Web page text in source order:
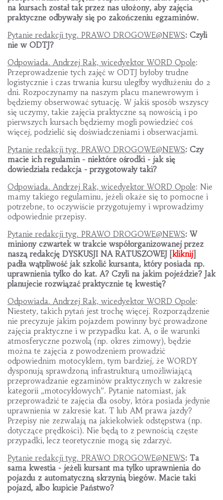
na kursach został tak przez nas ułożony, aby zajęcia
praktyczne odbywały się po zakończeniu egzaminów.
Pytanie redakcji tyg. PRAWO DROGOWE@NEWS: Czyli
nie w ODTJ?
Odpowiada. Andrzej Rak, wicedyektor WORD Opole:
Przeprowadzenie tych zajęć w ODTJ byłoby trudne
logistycznie i czas trwania kursu uległby wydłużeniu do 2
dni. Rozpoczynamy na naszym placu manewrowym i
będziemy obserwować sytuację. W jakiś sposób wszyscy
się uczymy, takie zajęcia praktyczne są nowością i po
pierwszych kursach będziemy mogli powiedzieć coś
więcej, podzielić się doświadczeniami i obserwacjami.
Pytanie redakcji tyg. PRAWO DROGOWE@NEWS: Czy
macie ich regulamin - niektóre ośrodki - jak się
dowiedziała redakcja - przygotowały taki?
Odpowiada. Andrzej Rak, wicedyektor WORD Opole: Nie
mamy takiego regulaminu, jeżeli okaże się to pomocne i
potrzebne, to oczywiście przygotujemy i wprowadzimy
odpowiednie przepisy.
Pytanie redakcji tyg. PRAWO DROGOWE@NEWS: W
miniony czwartek w trakcie współorganizowanej przez
naszą redakcję DYSKUSJI NA RATUSZOWEJ [ kliknij]
padła wątpliwość jak szkolić kursanta, który posiada np.
uprawnienia tylko do kat. A? Czyli na jakim pojeździe? Jak
planujecie rozwiązać praktycznie tę kwestię?
Odpowiada. Andrzej Rak, wicedyektor WORD Opole:
Niestety, takich pytań jest trochę więcej. Rozporządzenie
nie precyzuje jakim pojazdem powinny być prowadzone
zajęcia praktyczne i w przypadku kat. A, o ile warunki
atmosferyczne pozwolą (np. okres zimowy), będzie
można te zajęcia z powodzeniem prowadzić
odpowiednim motocyklem, tym bardziej, że WORDY
dysponują sprawdzoną infrastrukturą umożliwiającą
przeprowadzanie egzaminów praktycznych w zakresie
kategorii „motocyklowych”. Pytanie natomiast, jak
przeprowadzić te zajęcia dla osoby, która posiada jedynie
uprawnienia w zakresie kat. T lub AM prawa jazdy?
Przepisy nie zezwalają na jakiekolwiek odstępstwa (np.
dotyczące prędkości). Nie będą to z pewnością częste
przypadki, lecz teoretycznie mogą się zdarzyć.
Pytanie redakcji tyg. PRAWO DROGOWE@NEWS: Ta
sama kwestia - jeżeli kursant ma tylko uprawnienia do
pojazdu z automatyczną skrzynią biegów. Macie taki
pojazd, albo kupicie Państwo?